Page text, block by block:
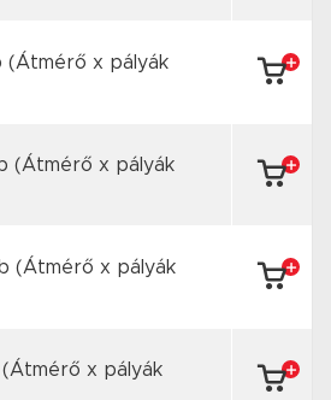
(Átmérő x pályák
(Átmérő x pályák
(Átmérő x pályák
(Átmérő x pályák